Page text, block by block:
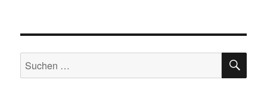
Suchen
nach: